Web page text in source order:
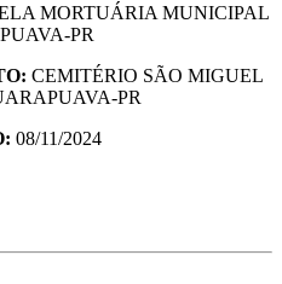
MORTUÁRIA MUNICIPAL
PR
CEMITÉRIO SÃO MIGUEL
PR
08/11/2024